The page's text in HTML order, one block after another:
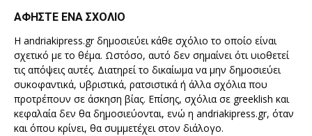
ΑΦΗΣΤΕ ΕΝΑ ΣΧΟΛΙΟ
Η andriakipress.gr δημοσιεύει κάθε σχόλιο το οποίο είναι
σχετικό με το θέμα. Ωστόσο, αυτό δεν σημαίνει ότι υιοθετεί
τις απόψεις αυτές. Διατηρεί το δικαίωμα να μην δημοσιεύει
συκοφαντικά, υβριστικά, ρατσιστικά ή άλλα σχόλια που
προτρέπουν σε άσκηση βίας. Επίσης, σχόλια σε greeklish και
κεφαλαία δεν θα δημοσιεύονται, ενώ η andriakipress.gr, όταν
και όπου κρίνει, θα συμμετέχει στον διάλογο.